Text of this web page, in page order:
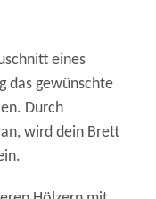
eines
das gewünschte
Durch
wird dein Brett